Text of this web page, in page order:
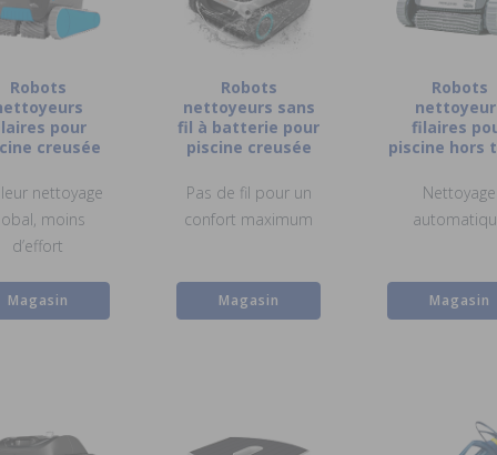
Robots
pour
creusée
nettoyage
moins
d’effort
Magasin
Robots
nettoyeurs sans
fil à batterie pour
piscine creusée
Pas de fil pour un
confort maximum
Magasin
Robots
filaires
piscine hors
Nettoyage
Magasin